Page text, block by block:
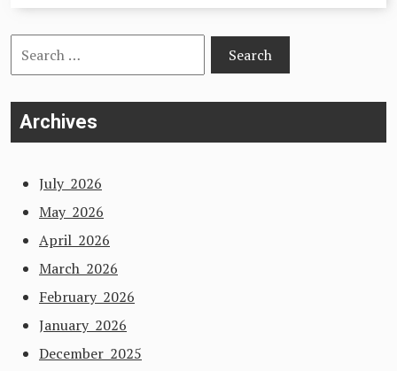
Search
for:
Archives
July 2026
May 2026
April 2026
March 2026
February 2026
January 2026
December 2025